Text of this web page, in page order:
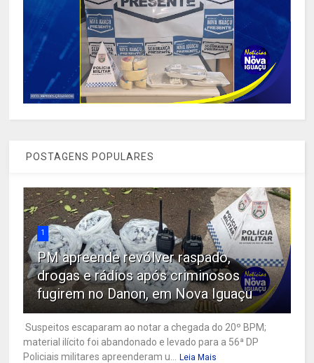
POSTAGENS POPULARES
1
PM apreende revólver raspado,
drogas e rádios após criminosos
fugirem no Danon, em Nova Iguaçu
Suspeitos escaparam ao notar a chegada do 20º BPM;
material ilícito foi abandonado e levado para a 56ª DP
Policiais militares apreenderam u...
Leia Mais